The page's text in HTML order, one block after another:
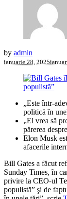
by admin
ianuarie 28, 2025
„Este într-
politică în
„El vrea să
părerea
Elon Musk
afacerile
Bill Gates a făcut
Sunday Times, în
privire la CEO-ul
populistă” şi de